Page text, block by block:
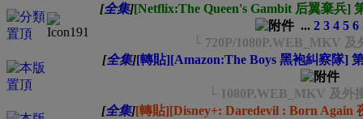
[全集][Netflix:The Queen's Gambit 后翼棄兵]
... 2 3 4 5 6
└ 720P/1080P.WEB_MKV
[全集][轉貼][Amazon:The Boys 黑袍糾察隊]
└ 1080P.WEB_MKV 及外
[全集][轉貼][Disney+: Daredevil : Born Again